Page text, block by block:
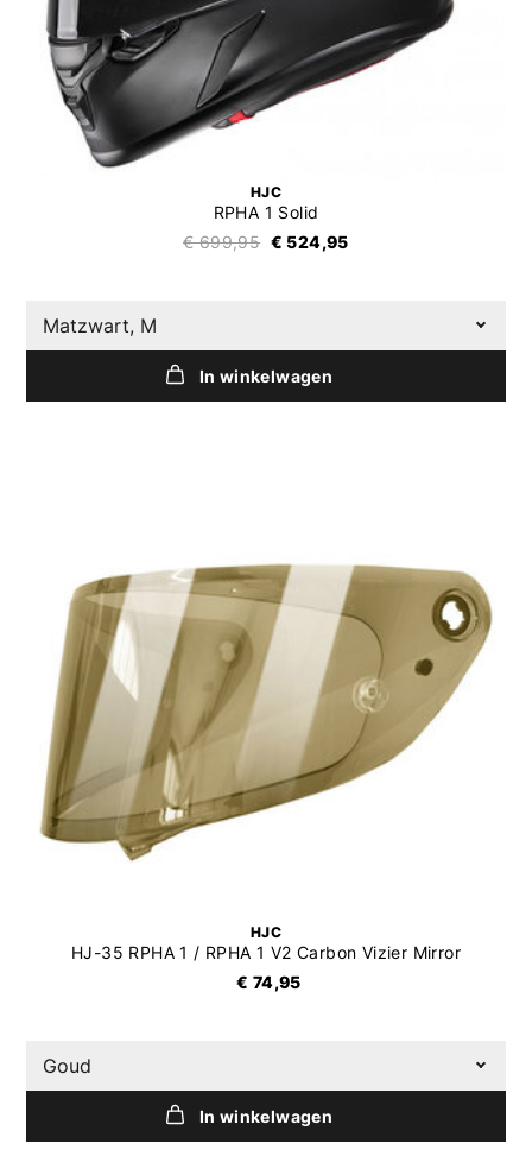
HJC
RPHA 1 Solid
€ 699,95 € 524,95
Matzwart, M
In winkelwagen
HJC
HJ-35 RPHA 1 / RPHA 1 V2 Carbon Vizier Mirror
€ 74,95
Goud
In winkelwagen